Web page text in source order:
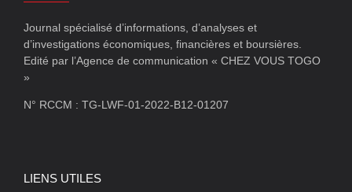
Journal spécialisé d’informations, d’analyses et
d’investigations économiques, financières et boursières.
Edité par l’Agence de communication « CHEZ VOUS TOGO
»
N° RCCM : TG-LWF-01-2022-B12-01207
LIENS UTILES